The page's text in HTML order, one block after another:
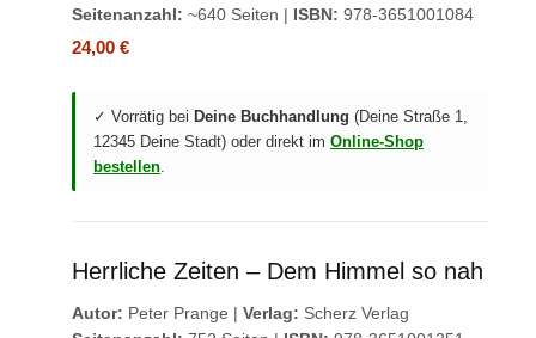
Seitenanzahl: ~640 Seiten | ISBN: 978-3651001084
24,00 €
✓ Vorrätig bei Deine Buchhandlung (Deine Straße 1,
12345 Deine Stadt) oder direkt im Online-Shop
bestellen
Herrliche Zeiten – Dem Himmel so nah
Autor: Peter Prange | Verlag: Scherz Verlag